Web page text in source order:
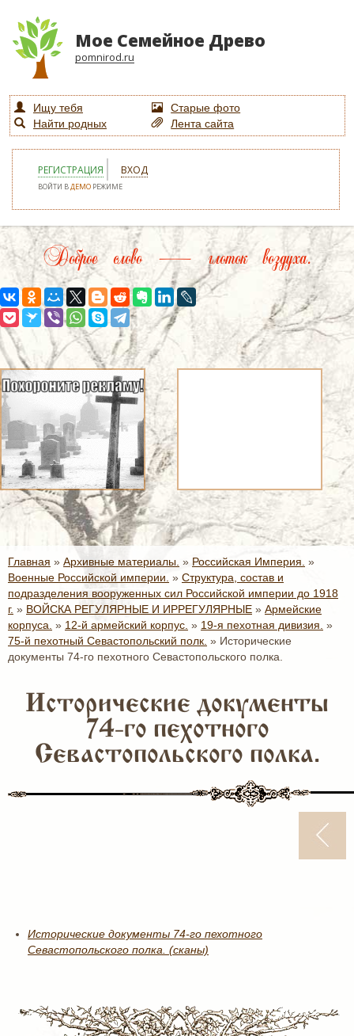
Мое Семейное Древо
pomnirod.ru
Ищу тебя
Старые фото
Найти родных
Лента сайта
РЕГИСТРАЦИЯ ВХОД
ВОЙТИ ВДЕМО РЕЖИМЕ
Доброе слово — глоток воздуха.
Главная » Архивные материалы. » Российская Империя. »
Военные Российской империи. » Структура, состав и
подразделения вооруженных сил Российской империи до 1918
г. » ВОЙСКА РЕГУЛЯРНЫЕ И ИРРЕГУЛЯРНЫЕ » Армейские
корпуса. » 12-й армейский корпус. » 19-я пехотная дивизия. »
75-й пехотный Севастопольский полк. » Исторические
документы 74-го пехотного Севастопольского полка.
Исторические документы
74-го пехотного
Севастопольского полка.
Исторические документы 74-го пехотного
Севастопольского полка. (сканы)